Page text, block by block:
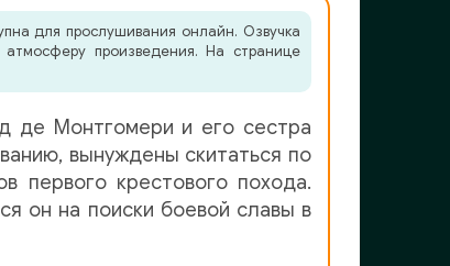
для прослушивания онлайн. Озвучка
атмосферу произведения. На странице
де Монтгомери и его сестра
вынуждены скитаться по
первого крестового похода.
он на поиски боевой славы в